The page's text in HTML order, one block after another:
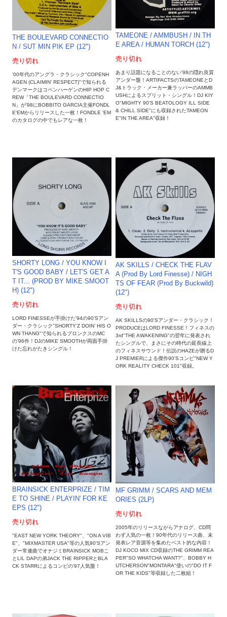
THE BOULEVARD CONNECTIO
N / SUT MIN PIK EP (12")
売り切れ
'00年代のアングラ・クラシック"COPENH
AGEN (CLAIMIN' RESPECT)"で知られる
デンマークはコペンハーゲンのHIP HOP C
REW「THE BOULEVARD CONNECTIO
N」が'98にBOBBITO GARCIA主催FONDL
E'EMからリリースした一枚！FONDLE 'EM
のカタログの中でもレアな一枚！
TAMEONE / AMMBUSH / IN TH
E AREA / HUMAN TORCH (12")
売り切れ
あまり話題になることのない'98の隠れ良質
アンダー盤！ARTIFACTSのTAMEONEとD
J&トラック・メーカー兼ラッパーのAMMB
USHによるスプリット・シングル！DJ KIY
O"MIGHTY 90'S BEATOLOGY ILL SIDE
& CHILL SIDE"にも収録されたTAMEON
E"IN THE AREA"収録！
SHORTY LONG / YOU KNOW I
T'S GOOD BABY / LET'S GET A
T IT... (PROD BY MIKE SMOOT
H) (12")
売り切れ
LORD FINESSEが手掛けた'94の90'Sアン
ダー・クラシック"SHORTY'Z DOIN' HIS O
WN THANG"で知られるブロンクスのMC
の'96作！DJのMIKE SMOOTHが両面手掛
けた忘れがたきシングル！
AK SKILLS / CHECK THE FLAV
A (Prod By Lord Finesse) / NIGH
TS OF FEAR (Prod By Buckwild)
(12")
売り切れ
AK SKILLSの90'Sアンダー・クラシック！
PRODUCEはLORD FINESSE！フィネスの
3rd"THE AWAKENING"の翌年に発表され
たシングルで、まさにその時代の延長線上
のフィネスサウンド！伝説のHAZEが贈るD
J PREMIERによる傑作90'Sコンピ"NEW Y
ORK REALITY CHECK 101"収録。
BRAINSICK ENTERPRIZE / TIM
E TO SHINE / PLAYIN' FOR KE
EPS (12")
売り切れ
"EAST NEW YORK THEORY"、"ON A VIB
E"、"MIXMASTER USA"等の人気90'Sアン
ダー常連曲でオナジミBRAINSICK MOBこ
とLIL DAPの弟JACK THE RIPPERとBLA
CK STARRによるコンビの'97人気盤！
MF GRIMM / SCARS AND MEM
ORIES (2LP)
売り切れ
2005年のリリースながらアナログ、CD問
わず人気の一枚！90年代のリリース曲、未
発表レア音源等を集めたベスト的な内容！
DJ KOCO MIX CD収録のTHE GRIMM REA
PER"SO WHATCHA WANT?"、BOBBY H
UTCHERSON"MONTARA"使いの"DO IT F
OR THE KIDS"等収録した二枚組！